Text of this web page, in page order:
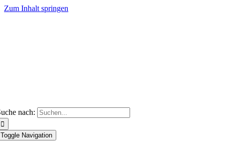
Zum Inhalt springen
nach:
Toggle Navigation